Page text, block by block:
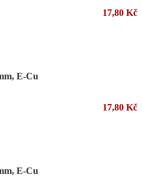
17,80 Kč
E-Cu
17,80 Kč
E-Cu